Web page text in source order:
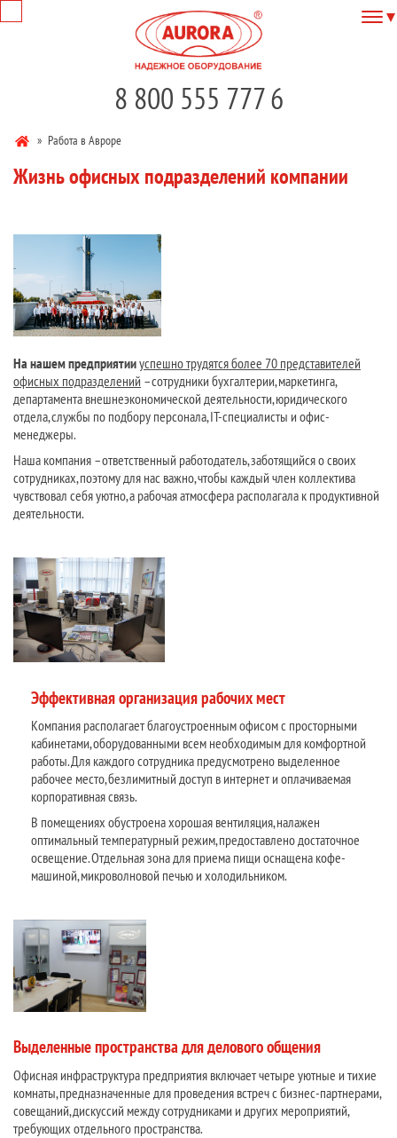
8 800 555 777 6
» Работа в Авроре
Жизнь офисных подразделений компании
На нашем предприятииуспешно трудятся более 70 представителей
офисных подразделений – сотрудники бухгалтерии, маркетинга,
департамента внешнеэкономической деятельности, юридического
отдела, службы по подбору персонала, IT-специалисты и офис-
менеджеры.
Наша компания – ответственный работодатель, заботящийся о своих
сотрудниках, поэтому для нас важно, чтобы каждый член коллектива
чувствовал себя уютно, а рабочая атмосфера располагала к продуктивной
деятельности.
Эффективная организация рабочих мест
Компания располагает благоустроенным офисом с просторными
кабинетами, оборудованными всем необходимым для комфортной
работы. Для каждого сотрудника предусмотрено выделенное
рабочее место, безлимитный доступ в интернет и оплачиваемая
корпоративная связь.
В помещениях обустроена хорошая вентиляция, налажен
оптимальный температурный режим, предоставлено достаточное
освещение. Отдельная зона для приема пищи оснащена кофе-
машиной, микроволновой печью и холодильником.
Выделенные пространства для делового общения
Офисная инфраструктура предприятия включает четыре уютные и тихие
комнаты, предназначенные для проведения встреч с бизнес-партнерами,
совещаний, дискуссий между сотрудниками и других мероприятий,
требующих отдельного пространства.